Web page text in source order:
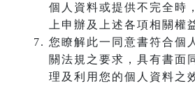
個人資料或提供不完全時
上申辦及上述各項相關權
您瞭解此一同意書符合個
關法規之要求，具有書面
理及利用您的個人資料之